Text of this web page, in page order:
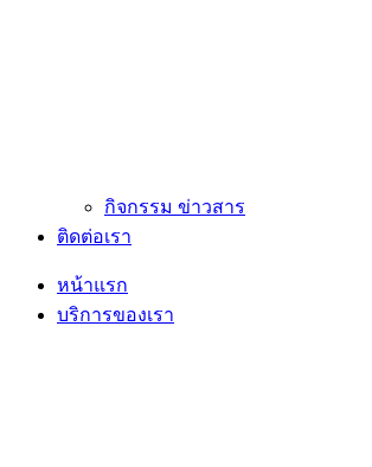
กิจกรรม ข่าวสาร
ติดต่อเรา
หน้าแรก
บริการของเรา